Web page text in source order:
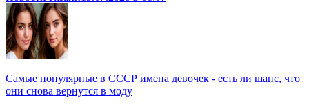
Самые популярные в СССР имена девочек - есть ли шанс, что
они снова вернутся в моду